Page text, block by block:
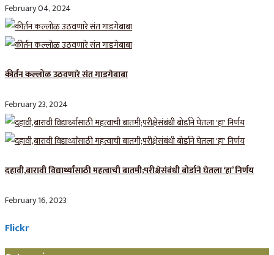
February 04, 2024
कीर्तन कल्लोळ उठवणारे संत गाडगेबाबा
February 23, 2024
दहावी,बारावी विद्यार्थ्यांसाठी महत्वाची बातमी;परीक्षेसंबंधी बोर्डाने घेतला ‘हा’ निर्णय
February 16, 2023
Flickr